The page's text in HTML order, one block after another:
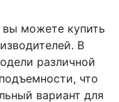
вы можете купить
В
различной
что
вариант для